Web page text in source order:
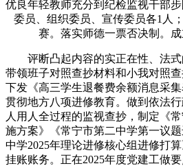
优良年轻教师充分到纪检监视干部
委员、组织委员、宣传委员各1人
赛。落实师德一票否决制。
评断凸起内容的实正在性、法式
带领班子对照查抄材料和小我对照
下发《高三学生退餐费余额消息采
贯彻地方八项进修教育。做到依法
人用人全过程的监视查抄，制定《
施方案》《常宁市第二中学第一议
中学2025年理论进修核心组进修打
挂账账务。正在2025年度党建工做